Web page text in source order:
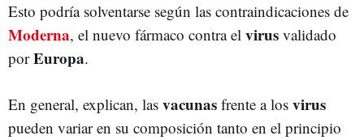
Esto podría solventarse según las contraindicaciones de
Moderna, el nuevo fármaco contra el virus validado
porEuropa.
En general, explican, las vacunas frente a los virus
pueden variar en su composición tanto en el principio